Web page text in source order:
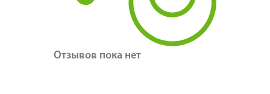
Отзывов пока нет